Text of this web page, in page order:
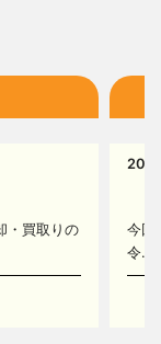
・買取りの
今回
令...